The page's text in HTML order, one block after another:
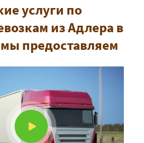
услуги по
из Адлера в
предоставляем